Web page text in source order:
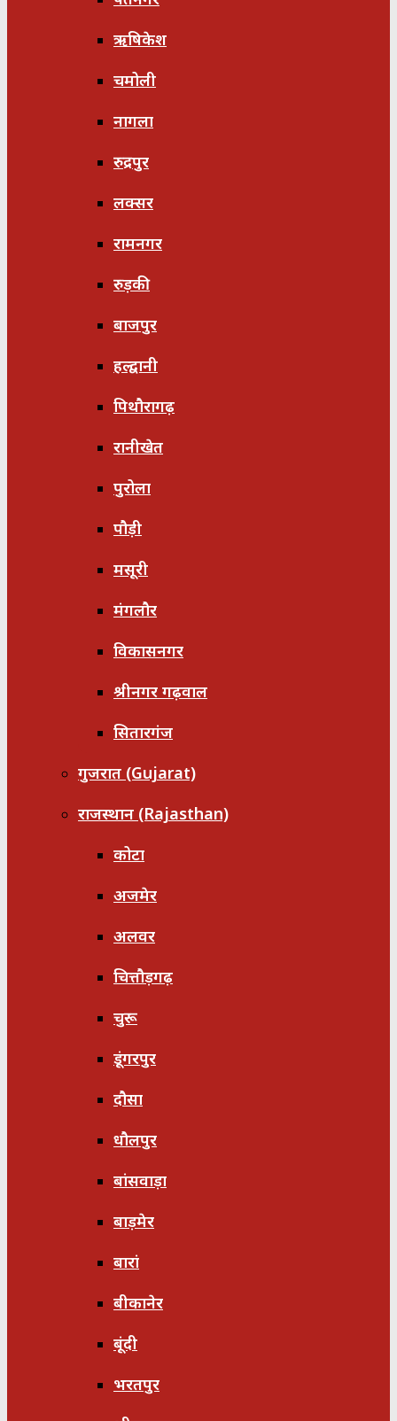
ऋषिकेश
चमोली
नागला
रुद्रपुर
लक्सर
रामनगर
रुड़की
बाजपुर
हल्द्वानी
पिथौरागढ़
रानीखेत
पुरोला
पौड़ी
मसूरी
मंगलौर
विकासनगर
श्रीनगर गढ़वाल
सितारगंज
गुजरात (Gujarat)
राजस्थान (Rajasthan)
कोटा
अजमेर
अलवर
चित्तौड़गढ़
चुरू
डूंगरपुर
दौसा
धौलपुर
बांसवाड़ा
बाड़मेर
बारां
बीकानेर
बूंदी
भरतपुर